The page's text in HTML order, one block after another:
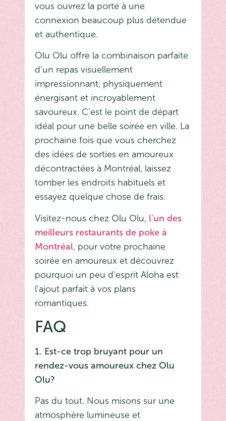
vous ouvrez la porte à une
connexion beaucoup plus détendue
et authentique.
Olu Olu offre la combinaison parfaite
d'un repas visuellement
impressionnant, physiquement
énergisant et incroyablement
savoureux. C'est le point de départ
idéal pour une belle soirée en ville. La
prochaine fois que vous cherchez
des idées de sorties en amoureux
décontractées à Montréal, laissez
tomber les endroits habituels et
essayez quelque chose de frais.
Visitez-nous chez Olu Olu, l'un des
meilleurs restaurants de poke à
Montréal, pour votre prochaine
soirée en amoureux et découvrez
pourquoi un peu d'esprit Aloha est
l'ajout parfait à vos plans
romantiques.
FAQ
1. Est-ce trop bruyant pour un
rendez-vous amoureux chez Olu
Olu?
Pas du tout. Nous misons sur une
atmosphère lumineuse et